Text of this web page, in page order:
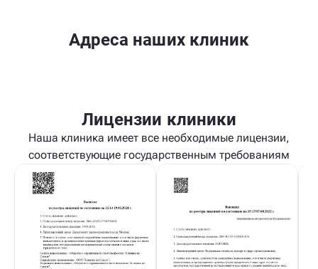
Адреса наших клиник
Лицензии клиники
Наша клиника имеет все необходимые лицензии,
соответствующие государственным требованиям